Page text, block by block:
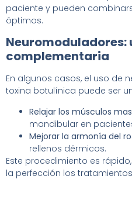
paciente y pueden
óptimos.
Neuromoduladores:
complementaria
En algunos casos, el uso de
toxina botulínica puede ser
Relajar los músculos
mandibular en
Mejorar la armonía del
rellenos dérmicos.
Este procedimiento es
la perfección los